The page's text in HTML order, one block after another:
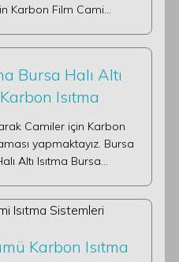
Karbon Film Cami…
Bursa Halı Altı
Isıtma
Camiler için Karbon
yapmaktayız. Bursa
Altı Isıtma Bursa…
Karbon Isıtma